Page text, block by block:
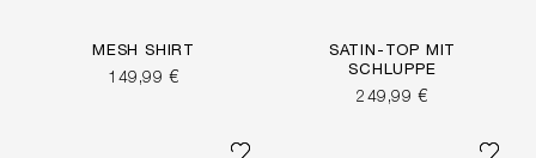
MESH SHIRT
149,99 €
SATIN-TOP MIT
SCHLUPPE
249,99 €